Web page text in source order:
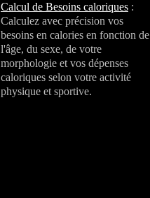
Calcul de Besoins caloriques :
Calculez avec précision vos
besoins en calories en fonction de
l'âge, du sexe, de votre
morphologie et vos dépenses
caloriques selon votre activité
physique et sportive.